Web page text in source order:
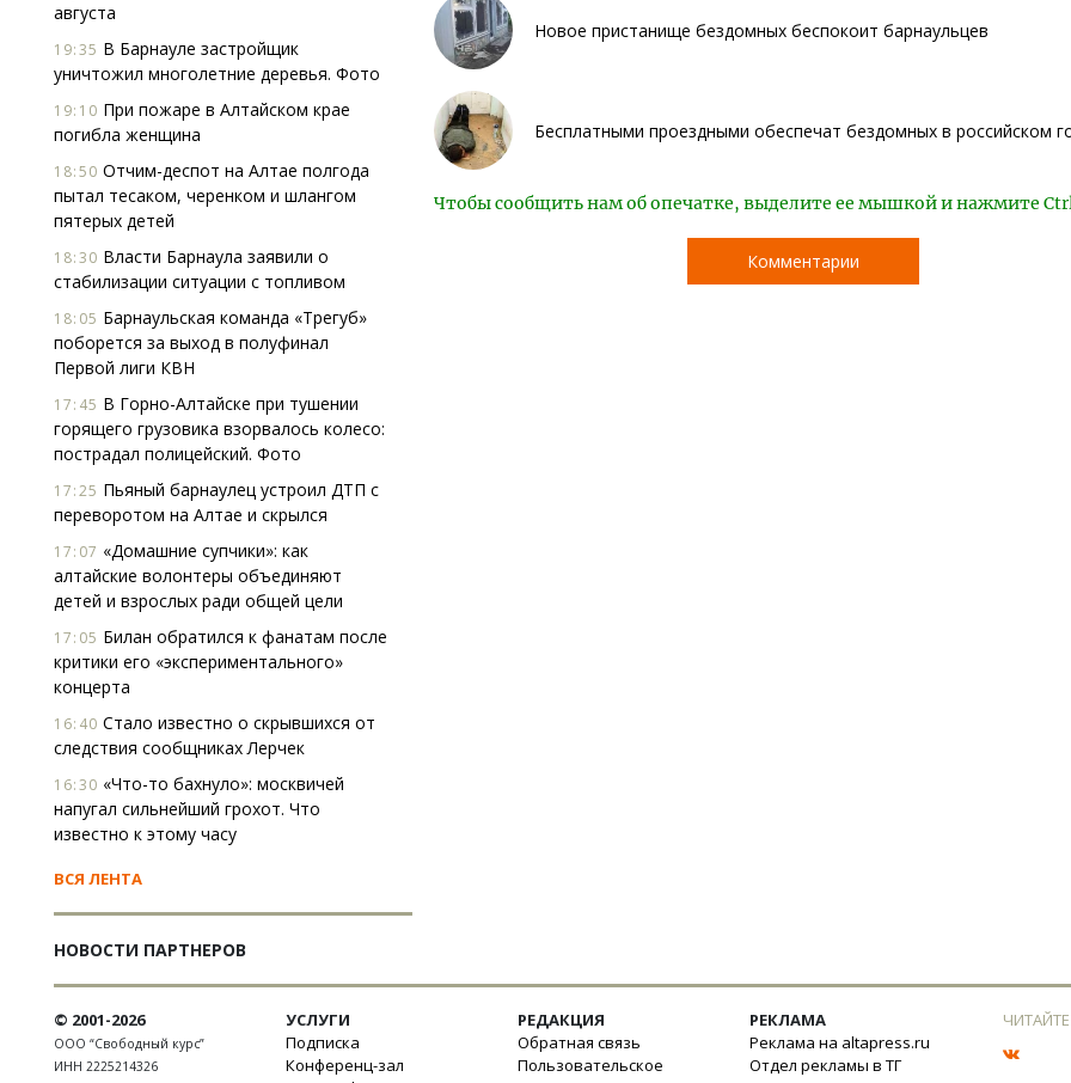
августа
19:35 В Барнауле застройщик
уничтожил многолетние деревья. Фото
19:10 При пожаре в Алтайском крае
погибла женщина
18:50 Отчим-деспот на Алтае полгода
пытал тесаком, черенком и шлангом
пятерых детей
18:30 Власти Барнаула заявили о
стабилизации ситуации с топливом
18:05 Барнаульская команда «Трегуб»
поборется за выход в полуфинал
Первой лиги КВН
17:45 В Горно-Алтайске при тушении
горящего грузовика взорвалось колесо:
пострадал полицейский. Фото
17:25 Пьяный барнаулец устроил ДТП с
переворотом на Алтае и скрылся
17:07 «Домашние супчики»: как
алтайские волонтеры объединяют
детей и взрослых ради общей цели
17:05 Билан обратился к фанатам после
критики его «экспериментального»
концерта
16:40 Стало известно о скрывшихся от
следствия сообщниках Лерчек
16:30 «Что-то бахнуло»: москвичей
напугал сильнейший грохот. Что
известно к этому часу
ВСЯ ЛЕНТА
НОВОСТИ ПАРТНЕРОВ
Новое пристанище бездомных беспокоит барнаульцев
Бесплатными проездными обеспечат бездомных в российском
Чтобы сообщить нам об опечатке, выделите ее мышкой и нажмите
Комментарии
© 2001-2026
ООО “Свободный курс”
ИНН 2225214326
УСЛУГИ
Подписка
Конференц-зал
РЕДАКЦИЯ
Обратная связь
Пользовательское
РЕКЛАМА
Реклама на altapress.ru
Отдел рекламы в ТГ